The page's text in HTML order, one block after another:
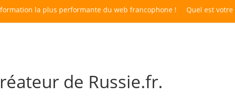
la plus performante du web francophone ! Quel est votre
de Russie.fr.